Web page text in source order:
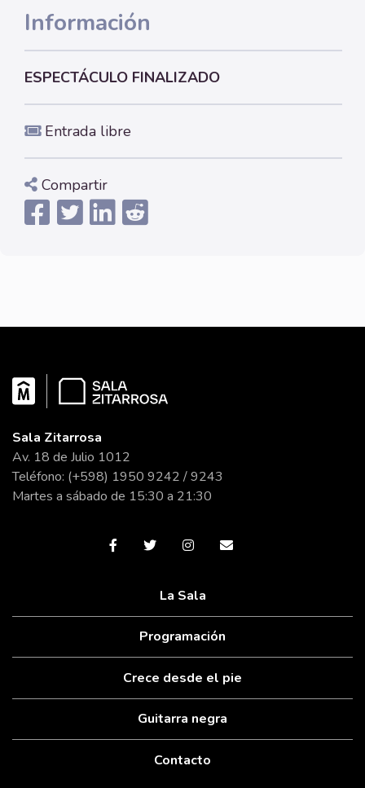
Información
ESPECTÁCULO FINALIZADO
Entrada libre
Compartir
Sala Zitarrosa
Av. 18 de Julio 1012
Teléfono: (+598) 1950 9242 / 9243
Martes a sábado de 15:30 a 21:30
La Sala
Programación
Crece desde el pie
Guitarra negra
Contacto